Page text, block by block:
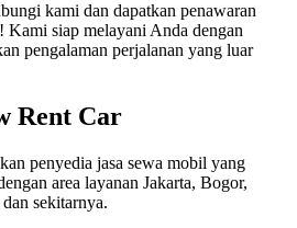
kami dan dapatkan penawaran
Kami siap melayani Anda dengan
pengalaman perjalanan yang luar
Rent Car
penyedia jasa sewa mobil yang
area layanan Jakarta, Bogor,
sekitarnya.